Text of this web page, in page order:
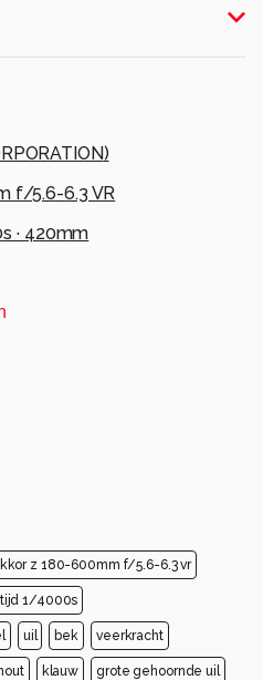
)
f/5.6-6.3 VR
· 420mm
z 180-600mm f/5.6-6.3 vr
1/4000s
uil bek veerkracht
hout klauw grote gehoornde uil